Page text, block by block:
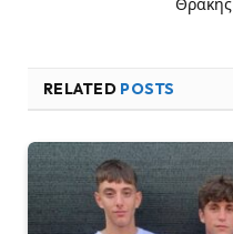
Θράκης
RELATED POSTS